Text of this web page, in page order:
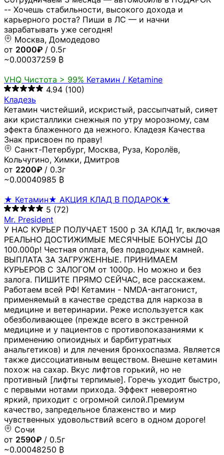
-- Хочешь стабильности, высокого дохода и
карьерного роста? Пиши в ЛС — и начни
зарабатывать уже сегодня!
Москва, Домодедово
от 2000₽ / 0.5г
~0.00037259 ₿
VHQ Чистота > 99% Кетамин / Ketamine
4.94 (100)
Кладезь
Кетамин чистейший, искристый, рассыпчатый, сияет
аки кристаллики снежныя по утру морозному, сам
эфекта блаженного да нежного. Кладезя Качества
Знак присвоен по праву!
Санкт-Петербург, Москва, Руза, Королёв,
Кольчугино, Химки, Дмитров
от 2200₽ / 0.3г
~0.00040985 ₿
★ Кетамин★ АКЦИЯ КЛАД В ПОДАРОК★
5 (72)
Mr. President
У НАС КУРЬЕР ПОЛУЧАЕТ 1500 р ЗА КЛАД 1г, включая
РЕАЛЬНО ДОСТИЖИМЫЕ МЕСЯЧНЫЕ БОНУСЫ ДО
100.000р! Честная оплата, без подводных камней.
ВЫПЛАТА ЗА ЗАГРУЖЕННЫЕ. ПРИНИМАЕМ
КУРЬЕРОВ С ЗАЛОГОМ от 1000р. Но можно и без
залога. ПИШИТЕ ПРЯМО СЕЙЧАС, все расскажем.
Работаем всей РФ! Кетамин - NMDA-антагонист,
применяемый в качестве средства для наркоза в
медицине и ветеринарии. Реже используется как
обезболивающее (прежде всего в экстренной
медицине и у пациентов с противопоказаниями к
применению опиоидных и барбитуратных
анальгетиков) и для лечения бронхоспазма. Является
также диссоциативным веществом. Внешне кетамин
похож на сахар. Вкус лифтов горький, но не
противный [лифты терпимые]. Горечь уходит быстро,
с первыми нотами прихода. Эффект невероятно
яркий, приходит с огромной силой.Премиум
качество, запредельное блаженство и мир
чувственных удовольствий всего в одном дороге!
Сочи
от 2590₽ / 0.5г
~0.00048250 ₿